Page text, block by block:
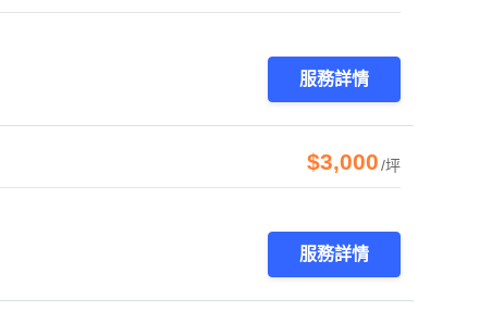
服務詳情
$3,000/坪
服務詳情